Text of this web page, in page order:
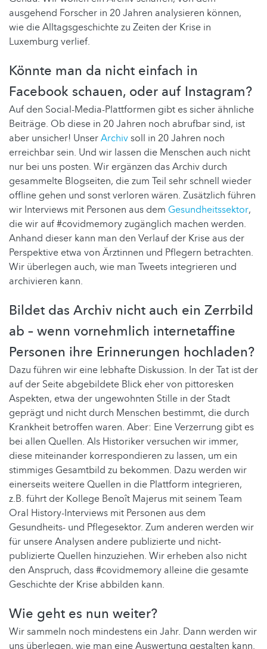
ausgehend Forscher in 20 Jahren analysieren können,
wie die Alltagsgeschichte zu Zeiten der Krise in
Luxemburg verlief.
Könnte man da nicht einfach in
Facebook schauen, oder auf Instagram?
Auf den Social-Media-Plattformen gibt es sicher ähnliche
Beiträge. Ob diese in 20 Jahren noch abrufbar sind, ist
aber unsicher! UnserArchivsoll in 20 Jahren noch
erreichbar sein. Und wir lassen die Menschen auch nicht
nur bei uns posten. Wir ergänzen das Archiv durch
gesammelte Blogseiten, die zum Teil sehr schnell wieder
offline gehen und sonst verloren wären. Zusätzlich führen
wir Interviews mit Personen aus dem Gesundheitssektor,
die wir auf #covidmemory zugänglich machen werden.
Anhand dieser kann man den Verlauf der Krise aus der
Perspektive etwa von Ärztinnen und Pflegern betrachten.
Wir überlegen auch, wie man Tweets integrieren und
archivieren kann.
Bildet das Archiv nicht auch ein Zerrbild
ab – wenn vornehmlich internetaffine
Personen ihre Erinnerungen hochladen?
Dazu führen wir eine lebhafte Diskussion. In der Tat ist der
auf der Seite abgebildete Blick eher von pittoresken
Aspekten, etwa der ungewohnten Stille in der Stadt
geprägt und nicht durch Menschen bestimmt, die durch
Krankheit betroffen waren. Aber: Eine Verzerrung gibt es
bei allen Quellen. Als Historiker versuchen wir immer,
diese miteinander korrespondieren zu lassen, um ein
stimmiges Gesamtbild zu bekommen. Dazu werden wir
einerseits weitere Quellen in die Plattform integrieren,
z.B. führt der Kollege Benoît Majerus mit seinem Team
Oral History-Interviews mit Personen aus dem
Gesundheits- und Pflegesektor. Zum anderen werden wir
für unsere Analysen andere publizierte und nicht-
publizierte Quellen hinzuziehen. Wir erheben also nicht
den Anspruch, dass #covidmemory alleine die gesamte
Geschichte der Krise abbilden kann.
Wie geht es nun weiter?
Wir sammeln noch mindestens ein Jahr. Dann werden wir
uns überlegen, wie man eine Auswertung gestalten kann.